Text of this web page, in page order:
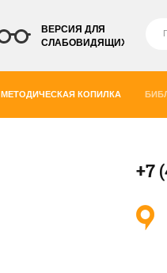
ВЕРСИЯ ДЛЯ
СЛАБОВИДЯЩИХ
МЕТОДИЧЕСКАЯ КОПИЛКА
+7